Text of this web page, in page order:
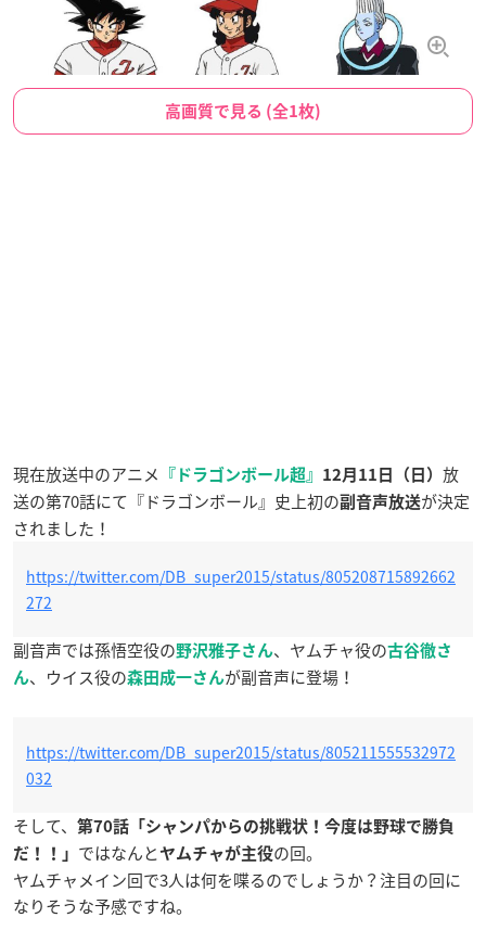
高画質で見る (全1枚)
現在放送中のアニメ 『ドラゴンボール超』 12月11日（日） 放
送の第70話にて『ドラゴンボール』史上初の副音声放送が決定
されました！
https://twitter.com/DB_super2015/status/805208715892662
272
副音声では孫悟空役の野沢雅子さん、ヤムチャ役の古谷徹さ
ん、ウイス役の森田成一さんが副音声に登場！
https://twitter.com/DB_super2015/status/805211555532972
032
そして、
第70話「シャンパからの挑戦状！今度は野球で勝負
だ！！」 ではなんとヤムチャが主役の回。
ヤムチャメイン回で3人は何を喋るのでしょうか？注目の回に
なりそうな予感ですね。